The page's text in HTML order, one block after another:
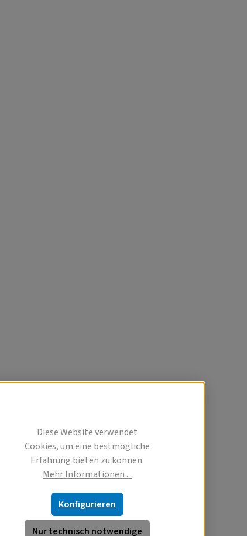
Diese Website verwendet
Cookies, um eine bestmögliche
Erfahrung bieten zu können.
Mehr Informationen ...
Nur technisch notwendige
Konfigurieren